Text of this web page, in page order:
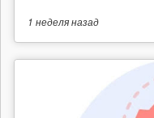
1 неделяназад